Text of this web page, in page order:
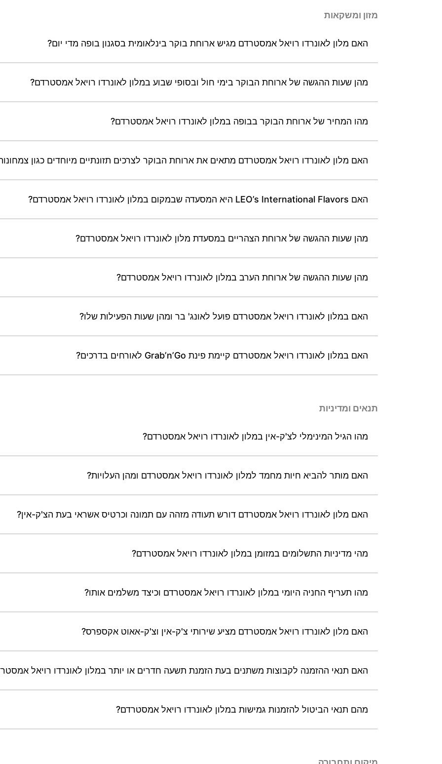
מזון ומשקאות
האם מלון לאונרדו רויאל אמסטרדם מגיש ארוחת בוקר בינלאומית בסגנון בופה מדי יום?
מהן שעות ההגשה של ארוחת הבוקר בימי חול ובסופי שבוע במלון לאונרדו רויאל אמסטרדם?
מהו המחיר של ארוחת הבוקר בבופה במלון לאונרדו רויאל אמסטרדם?
האם מלון לאונרדו רויאל אמסטרדם מתאים את ארוחת הבוקר לצרכים תזונתיים מיוחדים כגון
האם LEO’s International Flavors היא המסעדה שבמקום במלון לאונרדו רויאל אמסטרדם?
מהן שעות ההגשה של ארוחת הצהריים במסעדת מלון לאונרדו רויאל אמסטרדם?
מהן שעות ההגשה של ארוחת הערב במלון לאונרדו רויאל אמסטרדם?
האם במלון לאונרדו רויאל אמסטרדם פועל לאונג' בר ומהן שעות הפעילות שלו?
האם במלון לאונרדו רויאל אמסטרדם קיימת פינת Grab’n’Go לאורחים בדרכים?
תנאים ומדיניות
מהו הגיל המינימלי לצ'ק-אין במלון לאונרדו רויאל אמסטרדם?
האם מותר להביא חיות מחמד למלון לאונרדו רויאל אמסטרדם ומהן העלויות?
האם מלון לאונרדו רויאל אמסטרדם דורש תעודה מזהה עם תמונה וכרטיס אשראי בעת הצ'ק-אין?
מהי מדיניות התשלומים במזומן במלון לאונרדו רויאל אמסטרדם?
מהו תעריף החניה היומי במלון לאונרדו רויאל אמסטרדם וכיצד משלמים אותו?
האם מלון לאונרדו רויאל אמסטרדם מציע שירותי צ'ק-אין וצ'ק-אאוט אקספרס?
האם תנאי ההזמנה לקבוצות משתנים בעת הזמנת תשעה חדרים או יותר במלון לאונרדו רויאל
מהם תנאי הביטול להזמנות גמישות במלון לאונרדו רויאל אמסטרדם?